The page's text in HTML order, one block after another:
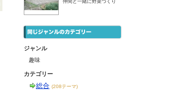
仲間と一緒に野菜つくり
ジャンル
趣味
カテゴリー
総合 (208テーマ)